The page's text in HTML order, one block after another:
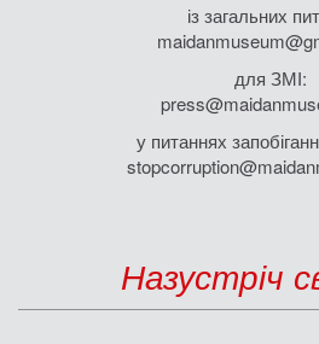
із загальних
для ЗМІ:
у питаннях
Назустріч